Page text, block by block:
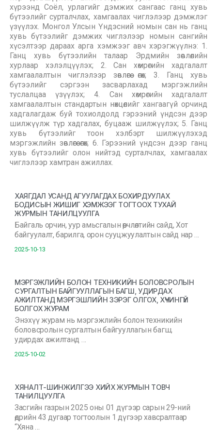
хүрээнд Соёл, урлагийг дэмжих сангаас ганц хувь
бүтээлийг сурталчлах, хамгаалах чиглэлээр дэмжлэг
үзүүлэх. Монгол Улсын Үндэсний номын сан нь ганц
хувь бүтээлийг дэмжих чиглэлээр номын сангийн
хүсэлтээр дараах арга хэмжээг авч хэрэгжүүлнэ: 1.
Ганц хувь бүтээлийн талаар Эрдмийн зөвлөлийн
хурлаар хэлэлцүүлэх; 2. Сан хөмрөгийн хадгалалт
хамгаалалтын чиглэлээр зөвлөгөө өгөх; 3. Ганц хувь
бүтээлийг сэргээн засварлахад мэргэжлийн
туслалцаа үзүүлэх; 4. Сан хөмрөгийн хадгалалт
хамгаалалтын стандартын нөхцөлийг хангаагүй орчинд
хадгалагдаж буй тохиолдолд гэрээний үндсэн дээр
шилжүүлж түр хадгалах, буцааж шилжүүлэх; 5. Ганц
хувь бүтээлийг тоон хэлбэрт шилжүүлэхэд
мэргэжлийн зөвлөгөө өгөх; 6. Гэрээний үндсэн дээр ганц
хувь бүтээлийг олон нийтэд сурталчлах, хамгаалах
чиглэлээр хамтран ажиллах.
ХАЯГДАЛ УСАНД АГУУЛАГДАХ БОХИРДУУЛАХ
БОДИСЫН ЖИШИГ ХЭМЖЭЭГ ТОГТООХ ТУХАЙ
ЖУРМЫН ТАНИЛЦУУЛГА
Байгаль орчин, уур амьсгалын өөрчлөлтийн сайд, Хот
байгуулалт, барилга, орон сууцжуулалтын сайд нар …
2025-10-13
МЭРГЭЖЛИЙН БОЛОН ТЕХНИКИЙН БОЛОВСРОЛЫН
СУРГАЛТЫН БАЙГУУЛЛАГЫН БАГШ, УДИРДАХ
АЖИЛТАНД МЭРГЭШЛИЙН ЗЭРЭГ ОЛГОХ, ХҮЧИНГҮЙ
БОЛГОХ ЖУРАМ
Энэхүү журам нь мэргэжлийн болон техникийн
боловсролын сургалтын байгууллагын багш,
удирдах ажилтанд …
2025-10-02
ХЯНАЛТ-ШИНЖИЛГЭЭ ХИЙХ ЖУРМЫН ТОВЧ
ТАНИЛЦУУЛГА
Засгийн газрын 2025 оны 01 дүгээр сарын 29-ний
өдрийн 43 дугаар тогтоолын 1 дүгээр хавсралтаар
“Хяна …